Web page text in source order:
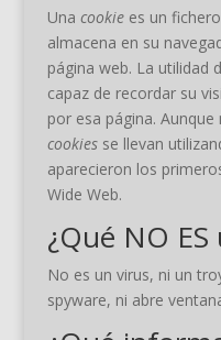
Una cookiees un
almacena en su
página web. La utilidad
capaz de recordar su
por esa página.
cookiesse llevan
aparecieron los
Wide Web.
¿Qué NO
No es un virus, ni un
spyware, ni abre